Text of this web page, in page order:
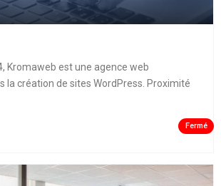
Kromaweb est une agence web
la création de sites WordPress. Proximité
Fermé